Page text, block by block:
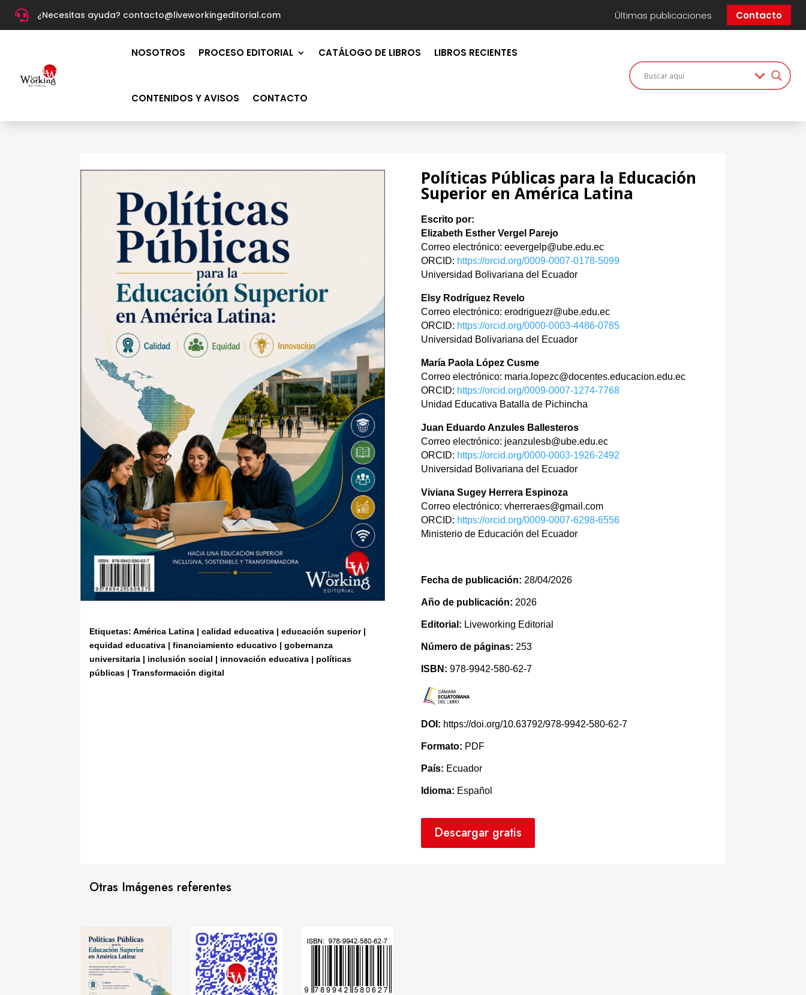
 ¿Necesitas ayuda? contacto@liveworkingeditorial.com Últimas publicaciones Contacto
NOSOTROS PROCESO EDITORIAL CATÁLOGO DE LIBROS LIBROS RECIENTES
CONTENIDOS Y AVISOS CONTACTO
Etiquetas: América Latina | calidad educativa | educación superior |
equidad educativa | financiamiento educativo | gobernanza
universitaria | inclusión social | innovación educativa | políticas
públicas | Transformación digital
Políticas Públicas para la Educación
Superior en América Latina
Escrito por:
Elizabeth Esther Vergel Parejo
Correo electrónico: eevergelp@ube.edu.ec
ORCID: https://orcid.org/0009-0007-0178-5099
Universidad Bolivariana del Ecuador
Elsy Rodríguez Revelo
Correo electrónico: erodriguezr@ube.edu.ec
ORCID: https://orcid.org/0000-0003-4486-0785
Universidad Bolivariana del Ecuador
María Paola López Cusme
Correo electrónico: maria.lopezc@docentes.educacion.edu.ec
ORCID: https://orcid.org/0009-0007-1274-7768
Unidad Educativa Batalla de Pichincha
Juan Eduardo Anzules Ballesteros
Correo electrónico: jeanzulesb@ube.edu.ec
ORCID: https://orcid.org/0000-0003-1926-2492
Universidad Bolivariana del Ecuador
Viviana Sugey Herrera Espinoza
Correo electrónico: vherreraes@gmail.com
ORCID: https://orcid.org/0009-0007-6298-6556
Ministerio de Educación del Ecuador
Fecha de publicación: 28/04/2026
Año de publicación: 2026
Editorial: Liveworking Editorial
Número de páginas: 253
ISBN: 978-9942-580-62-7
DOI: https://doi.org/10.63792/978-9942-580-62-7
Formato: PDF
País: Ecuador
Idioma: Español
Descargar gratis
Otras Imágenes referentes